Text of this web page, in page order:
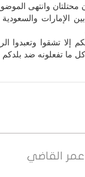
محتلتان وانتهى
الإمارات
إلا تشقوا
ما تفعلونه ضد بلدكم
عمر القاضي